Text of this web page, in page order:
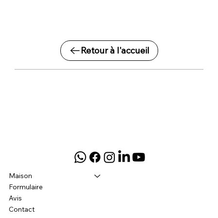
Retour à l'accueil
Maison
Formulaire
Avis
Contact